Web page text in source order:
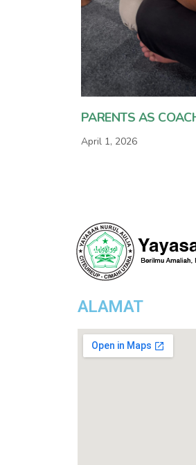
PARENTS AS
April 1, 2026
ALAMAT